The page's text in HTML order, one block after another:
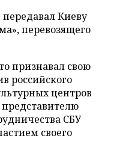
Киеву
перевозящего
признавал свою
российского
центров
СБУ
своего